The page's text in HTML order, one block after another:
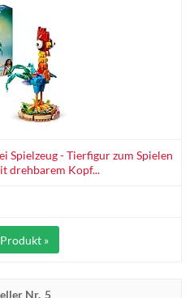
Spielzeug - Tierfigur zum Spielen
drehbarem Kopf...
»
5